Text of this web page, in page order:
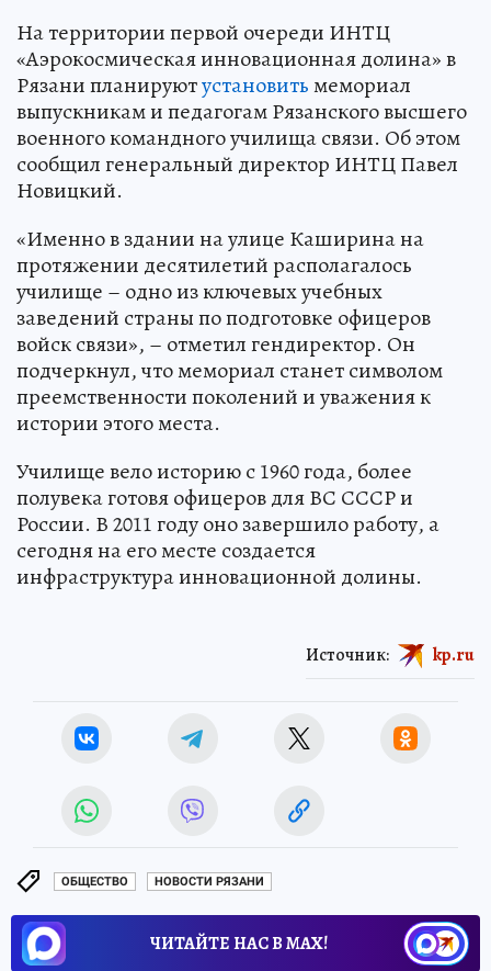
На территории первой очереди ИНТЦ
«Аэрокосмическая инновационная долина» в
Рязани планируютустановитьмемориал
выпускникам и педагогам Рязанского высшего
военного командного училища связи. Об этом
сообщил генеральный директор ИНТЦ Павел
Новицкий.
«Именно в здании на улице Каширина на
протяжении десятилетий располагалось
училище – одно из ключевых учебных
заведений страны по подготовке офицеров
войск связи», – отметил гендиректор. Он
подчеркнул, что мемориал станет символом
преемственности поколений и уважения к
истории этого места.
Училище вело историю с 1960 года, более
полувека готовя офицеров для ВС СССР и
России. В 2011 году оно завершило работу, а
сегодня на его месте создается
инфраструктура инновационной долины.
Источник: kp.ru
ОБЩЕСТВО НОВОСТИ РЯЗАНИ
ЧИТАЙТЕ НАС В МАХ!